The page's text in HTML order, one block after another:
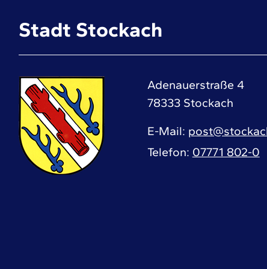
Stadt Stockach
Adenauerstraße 4
78333 Stockach
E-Mail
Telefon 07771 802-0